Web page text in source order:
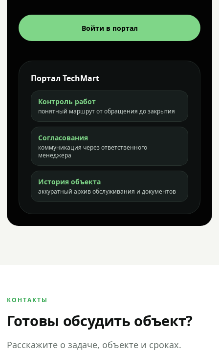
Войти в портал
Портал TechMart
Контроль работ
понятный маршрут от обращения до закрытия
Согласования
коммуникация через ответственного
менеджера
История объекта
аккуратный архив обслуживания и документов
КОНТАКТЫ
Готовы обсудить объект?
Расскажите о задаче, объекте и сроках.